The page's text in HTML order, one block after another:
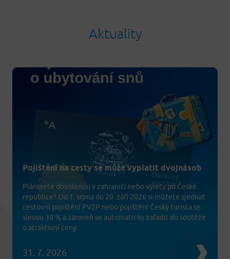
Aktuality
Pojištění na cesty se může vyplatit dvojnásob
Plánujete dovolenou v zahraničí nebo výlety po České
republice? Od 1. srpna do 20. září 2026 si můžete sjednat
cestovní pojištění PVZP nebo pojištění Český turista se
slevou 30 % a zároveň se automaticky zařadit do soutěže
o atraktivní ceny.
31. 7. 2026